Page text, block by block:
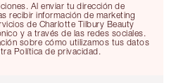
Al enviar tu dirección de
recibir información de marketing
de Charlotte Tilbury Beauty
y a través de las redes sociales.
sobre cómo utilizamos tus datos
Política de privacidad.